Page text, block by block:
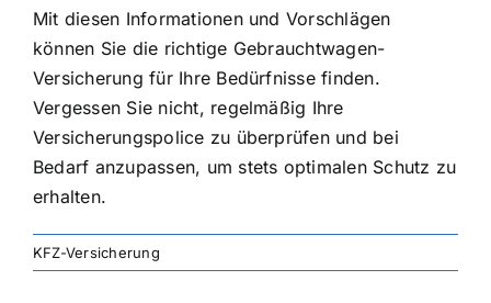
Mit diesen Informationen und Vorschlägen
können Sie die richtige Gebrauchtwagen-
Versicherung für Ihre Bedürfnisse finden.
Vergessen Sie nicht, regelmäßig Ihre
Versicherungspolice zu überprüfen und bei
Bedarf anzupassen, um stets optimalen Schutz zu
erhalten.
KFZ-Versicherung